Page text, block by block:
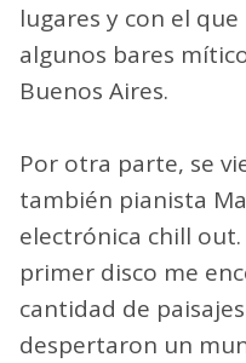
lugares y con el
algunos bares
Buenos Aires.
Por otra parte, se
también pianista
electrónica chill
primer disco me
cantidad de
despertaron un